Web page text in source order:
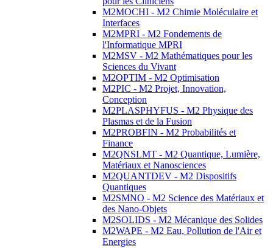
M2MOCHI - M2 Chimie Moléculaire et
Interfaces
M2MPRI - M2 Fondements de
l'Informatique MPRI
M2MSV - M2 Mathématiques pour les
Sciences du Vivant
M2OPTIM - M2 Optimisation
M2PIC - M2 Projet, Innovation,
Conception
M2PLASPHYFUS - M2 Physique des
Plasmas et de la Fusion
M2PROBFIN - M2 Probabilités et
Finance
M2QNSLMT - M2 Quantique, Lumière,
Matériaux et Nanosciences
M2QUANTDEV - M2 Dispositifs
Quantiques
M2SMNO - M2 Science des Matériaux et
des Nano-Objets
M2SOLIDS - M2 Mécanique des Solides
M2WAPE - M2 Eau, Pollution de l'Air et
Energies